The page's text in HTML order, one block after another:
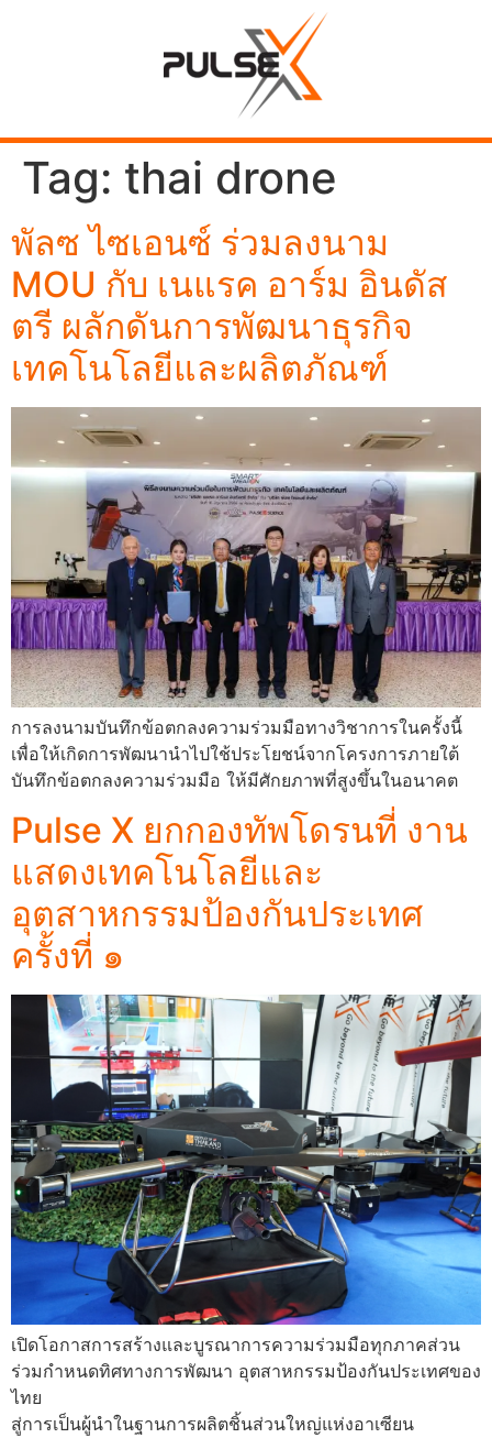
Tag: thai drone
พัลซ ไซเอนซ์ ร่วมลงนาม
MOU กับ เนแรค อาร์ม อินดัส
ตรี ผลักดันการพัฒนาธุรกิจ
เทคโนโลยีและผลิตภัณฑ์
การลงนามบันทึกข้อตกลงความร่วมมือทางวิชาการในครั้งนี้
เพื่อให้เกิดการพัฒนานำไปใช้ประโยชน์จากโครงการภายใต้
บันทึกข้อตกลงความร่วมมือ ให้มีศักยภาพที่สูงขึ้นในอนาคต
Pulse X ยกกองทัพโดรนที่ งาน
แสดงเทคโนโลยีและ
อุตสาหกรรมป้องกันประเทศ
ครั้งที่ ๑
เปิดโอกาสการสร้างและบูรณาการความร่วมมือทุกภาคส่วน
ร่วมกำหนดทิศทางการพัฒนา อุตสาหกรรมป้องกันประเทศของ
ไทย
สู่การเป็นผู้นำในฐานการผลิตชิ้นส่วนใหญ่แห่งอาเซียน